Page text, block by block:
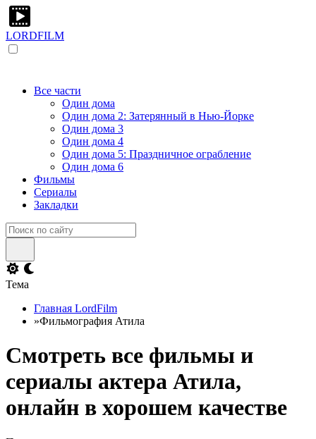
LORDFILM
Все части
Один дома
Один дома 2: Затерянный в Нью-Йорке
Один дома 3
Один дома 4
Один дома 5: Праздничное ограбление
Один дома 6
Фильмы
Сериалы
Закладки
Тема
Главная LordFilm
»Фильмография Атила
Смотреть все фильмы и
сериалы актера Атила,
онлайн в хорошем качестве